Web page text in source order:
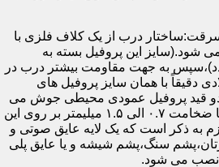
درب از یک کلاف فلزی با
شود.(سایز این پروفیل بسته به
به جهت مقاومت بیشتر درب در
الی ۴ قید فولادی دقیقاً با همان سایز پروفیل های
قید پروفیل عمودی محیطی جوش می
شود و در انتها ورق فولادی با ضخامت ۰.۷ الی ۱.۵ میلیمتر بر روی این
به ذکر است که یک لایه عایق صوتی و
سنگ،پشم شیشه و یا عایق پلی
نصب می شود.